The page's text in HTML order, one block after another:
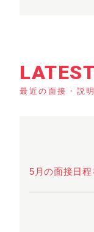
最近の面接・説
5月の面接日